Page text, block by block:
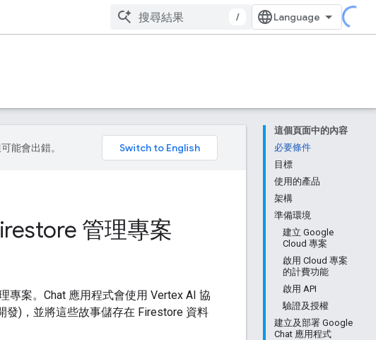
/
這個頁面中的內容
必要條件
目標
使用的產品
架構
準備環境
建立 Google
Cloud 專案
啟用 Cloud 專案
的計費功能
啟用 API
驗證及授權
建立及部署 Google
Chat 應用程式
能會出錯。
管理專案
專案。Chat 應用程式會使用 Vertex AI 協
發)，並將這些故事儲存在 Firestore 資料